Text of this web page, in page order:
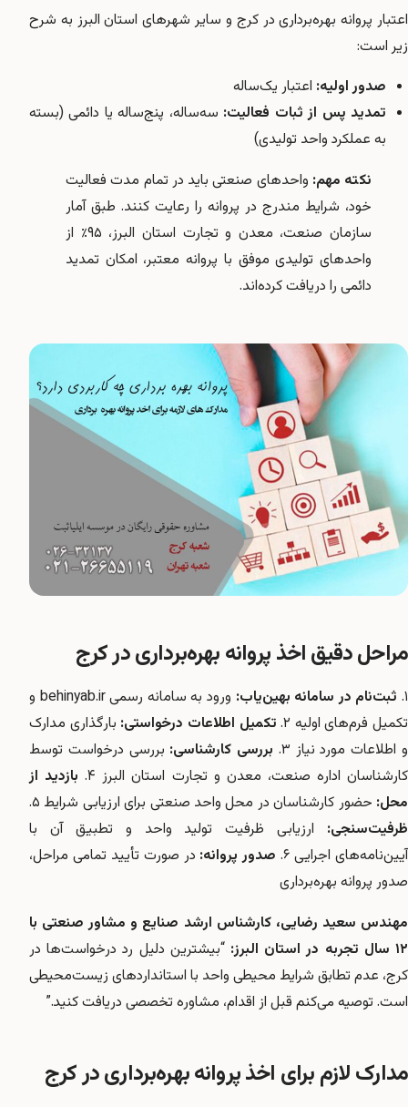
اعتبار پروانه بهره‌برداری در کرج و سایر شهرهای استان البرز به شرح
زیر است:
صدور اولیه: اعتبار یک‌ساله
تمدید پس از ثبات فعالیت: سه‌ساله، پنج‌ساله یا دائمی (بسته
به عملکرد واحد تولیدی)
نکته مهم: واحدهای صنعتی باید در تمام مدت فعالیت
خود، شرایط مندرج در پروانه را رعایت کنند. طبق آمار
سازمان صنعت، معدن و تجارت استان البرز، ۹۵٪ از
واحدهای تولیدی موفق با پروانه معتبر، امکان تمدید
دائمی را دریافت کرده‌اند.
مراحل دقیق اخذ پروانه بهره‌برداری در کرج
۱. ثبت‌نام در سامانه بهین‌یاب: ورود به سامانه رسمیbehinyab.ir و
تکمیل فرم‌های اولیه ۲.
تکمیل اطلاعات درخواستی: بارگذاری مدارک
و اطلاعات مورد نیاز ۳.
بررسی کارشناسی: بررسی درخواست توسط
کارشناسان اداره صنعت، معدن و تجارت استان البرز ۴.
بازدید از
محل: حضور کارشناسان در محل واحد صنعتی برای ارزیابی شرایط ۵.
ظرفیت‌سنجی: ارزیابی ظرفیت تولید واحد و تطبیق آن با
آیین‌نامه‌های اجرایی ۶.
صدور پروانه: در صورت تأیید تمامی مراحل،
صدور پروانه بهره‌برداری
مهندس سعید رضایی، کارشناس ارشد صنایع و مشاور صنعتی با
۱۲ سال تجربه در استان البرز:
“بیشترین دلیل رد درخواست‌ها در
کرج، عدم تطابق شرایط محیطی واحد با استانداردهای زیست‌محیطی
است. توصیه می‌کنم قبل از اقدام، مشاوره تخصصی دریافت کنید.”
مدارک لازم برای اخذ پروانه بهره‌برداری در کرج